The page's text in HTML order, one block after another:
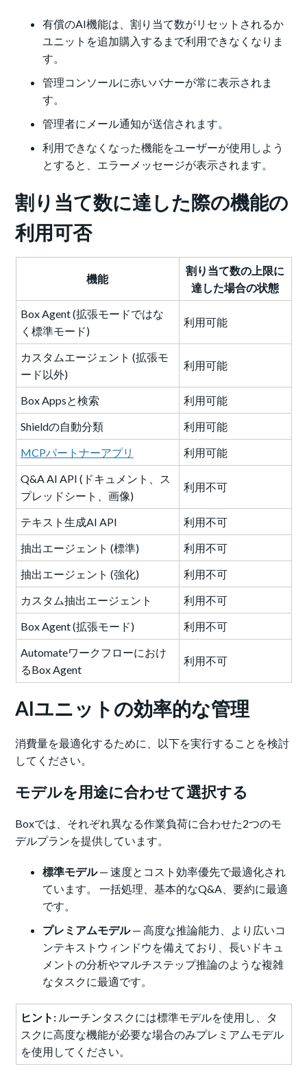
有償のAI機能は、割り当て数がリセットされるか
ユニットを追加購入するまで利用できなくなりま
す。
管理コンソールに赤いバナーが常に表示されま
す。
管理者にメール通知が送信されます。
利用できなくなった機能をユーザーが使用しよう
とすると、エラーメッセージが表示されます。
割り当て数に達した際の機能の
利用可否
機能
割り当て数の上限に
達した場合の状態
Box Agent (拡張モードではな
く標準モード)
利用可能
カスタムエージェント (拡張モ
ード以外)
利用可能
Box Appsと検索
利用可能
Shieldの自動分類
利用可能
MCPパートナーアプリ
利用可能
Q&A AI API ​(ドキュメント、ス
プレッドシート、画像)
利用不可
テキスト生成AI API
利用不可
抽出エージェント (標準)
利用不可
抽出エージェント (強化)
利用不可
カスタム抽出エージェント
利用不可
Box Agent (拡張モード)
利用不可
Automateワークフローにおけ
るBox Agent
利用不可
AIユニットの効率的な管理
消費量を最適化するために、以下を実行することを検討
してください。
モデルを用途に合わせて選択する
Boxでは、それぞれ異なる作業負荷に合わせた2つのモ
デルプランを提供しています。
標準モデル— 速度とコスト効率優先で最適化され
ています。 一括処理、基本的なQ&A、要約に最適
です。
プレミアムモデル— 高度な推論能力、より広いコ
ンテキストウィンドウを備えており、長いドキュ
メントの分析やマルチステップ推論のような複雑
なタスクに最適です。
ヒント: ルーチンタスクには標準モデルを使用し、タ
スクに高度な機能が必要な場合のみプレミアムモデル
を使用してください。